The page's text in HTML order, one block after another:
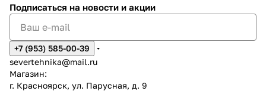
Подписаться на новости и акции
+7 (953) 585-00-39
severtehnika@mail.ru
Магазин:
г. Красноярск, ул. Парусная, д. 9